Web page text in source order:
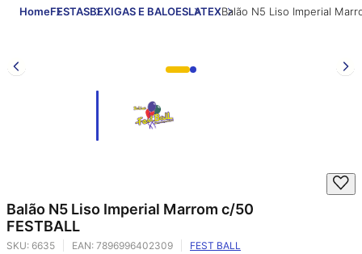
HomeFESTASBEXIGAS E BALOESLATEXBalão N5 Liso Imperial
Balão N5 Liso Imperial Marrom c/50
FESTBALL
SKU: 6635 EAN: 7896996402309 FEST BALL